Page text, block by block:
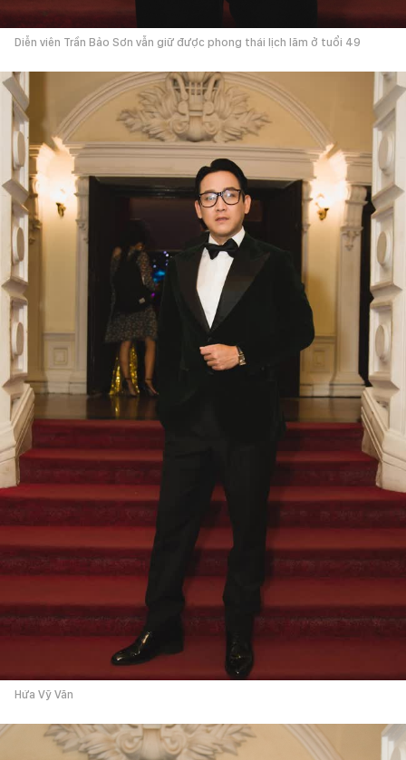
Diễn viên Trần Bảo Sơn vẫn giữ được phong thái lịch lãm ở tuổi 49
Hứa Vỹ Văn